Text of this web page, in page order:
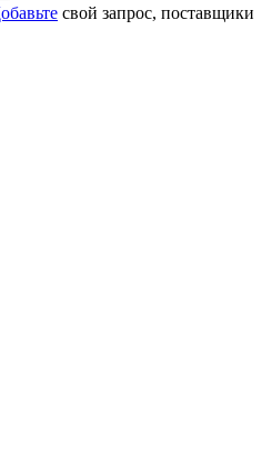
свой запрос, поставщики